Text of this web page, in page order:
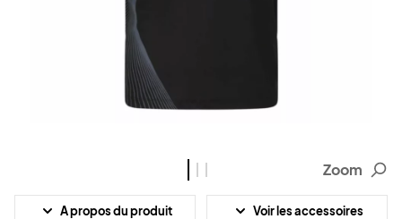
Zoom
A propos du produit Voir les accessoires